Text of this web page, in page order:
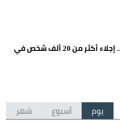
حرائق كندا تتمدد.. إجلاء أكثر من 20 ألف شخص في
يوم أسبوع شهر